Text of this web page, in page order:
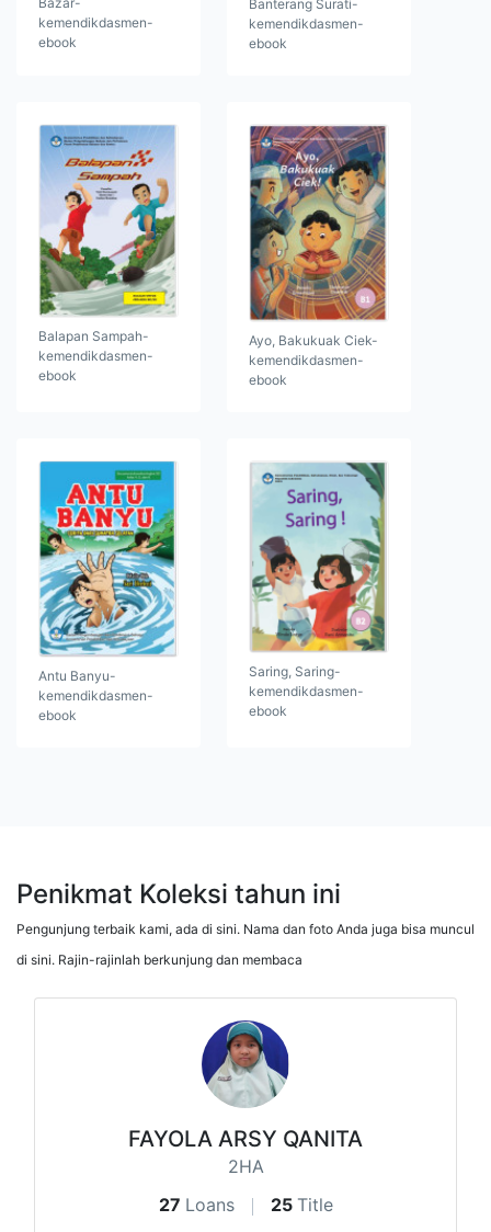
kemendikdasmen-
ebook
Banterang Surati-
kemendikdasmen-
ebook
Balapan Sampah-
kemendikdasmen-
ebook
Ayo, Bakukuak Ciek-
kemendikdasmen-
ebook
Antu Banyu-
kemendikdasmen-
ebook
Saring, Saring-
kemendikdasmen-
ebook
Penikmat Koleksi tahun ini
Pengunjung terbaik kami, ada di sini. Nama dan foto Anda juga bisa muncul
di sini. Rajin-rajinlah berkunjung dan membaca
FAYOLA ARSY QANITA
2HA
27 Loans 25 Title